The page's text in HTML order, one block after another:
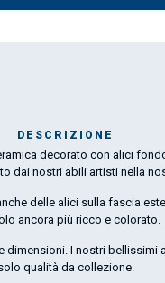
DESCRIZIONE
decorato con alici
dai nostri abili artisti nella
delle alici sulla fascia
ancora più ricco e colorato.
dimensioni. I nostri bellissimi
qualità da collezione.